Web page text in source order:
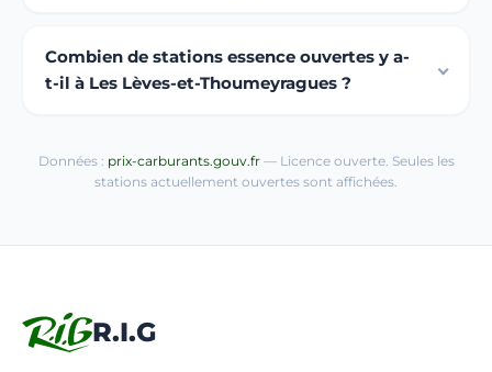
Combien de stations essence ouvertes y a-
t-il à Les Lèves-et-Thoumeyragues ?
Données : prix-carburants.gouv.fr— Licence ouverte. Seules les
stations actuellement ouvertes sont affichées.
R.I.G